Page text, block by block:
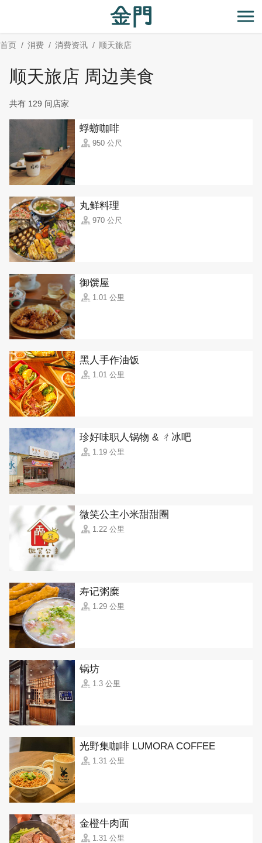
主
要
开
首页 消费 消费资讯 顺天旅店
顺天旅店 周边美食
共有 129 间店家
蜉蝣咖啡
950 公尺
丸鲜料理
970 公尺
御馔屋
1.01 公里
黑人手作油饭
1.01 公里
珍好味职人锅物 & ㄔ冰吧
1.19 公里
微笑公主小米甜甜圈
1.22 公里
寿记粥糜
1.29 公里
锅坊
1.3 公里
光野集咖啡 LUMORA COFFEE
1.31 公里
金橙牛肉面
1.31 公里